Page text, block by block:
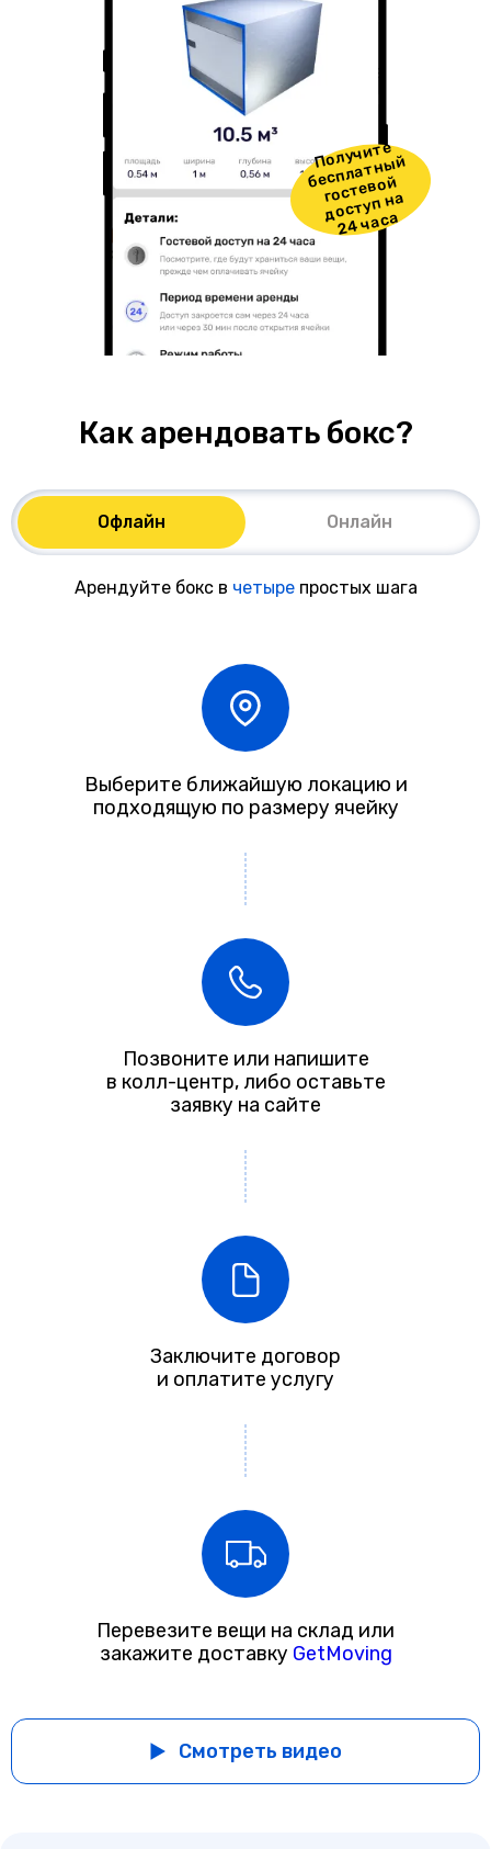
Как арендовать бокс?
Офлайн Онлайн
Арендуйте бокс в четырепростых шага
Выберите ближайшую локацию и
подходящую по размеру ячейку
Позвоните или напишите
в колл-центр, либо оставьте
заявку на сайте
Заключите договор
и оплатите услугу
Перевезите вещи на склад или
закажите доставку GetMoving
Смотреть видео